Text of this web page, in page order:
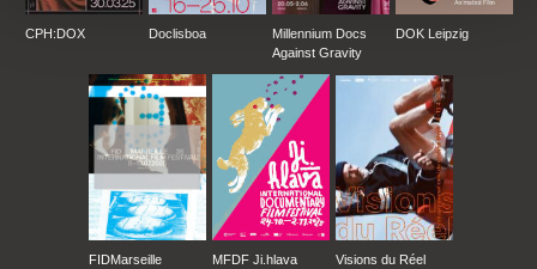
CPH:DOX Doclisboa
Millennium Docs
Against Gravity
DOK Leipzig
FIDMarseille MFDF Ji.hlava Visions du Réel